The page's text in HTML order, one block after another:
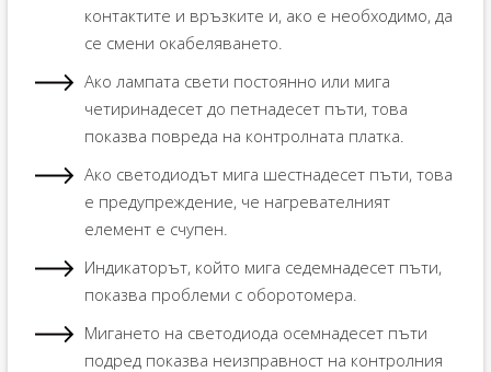
контактите и връзките и, ако е необходимо, да
се смени окабеляването.
Ако лампата свети постоянно или мига
четиринадесет до петнадесет пъти, това
показва повреда на контролната платка.
Ако светодиодът мига шестнадесет пъти, това
е предупреждение, че нагревателният
елемент е счупен.
Индикаторът, който мига седемнадесет пъти,
показва проблеми с оборотомера.
Мигането на светодиода осемнадесет пъти
подред показва неизправност на контролния